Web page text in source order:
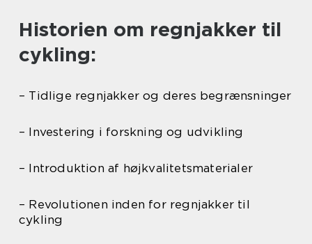
Historien om regnjakker til
cykling:
– Tidlige regnjakker og deres begrænsninger
– Investering i forskning og udvikling
– Introduktion af højkvalitetsmaterialer
– Revolutionen inden for regnjakker til
cykling